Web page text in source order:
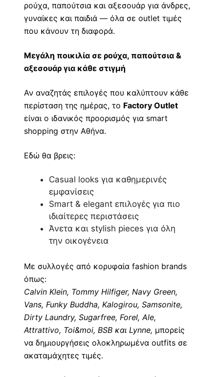
ρούχα, παπούτσια και αξεσουάρ για άνδρες,
γυναίκες και παιδιά — όλα σε outlet τιμές
που κάνουν τη διαφορά.
Μεγάλη ποικιλία σε ρούχα, παπούτσια &
αξεσουάρ για κάθε στιγμή
Αν αναζητάς επιλογές που καλύπτουν κάθε
περίσταση της ημέρας, το Factory Outlet
είναι ο ιδανικός προορισμός για smart
shopping στην Αθήνα.
Εδώ θα βρεις:
Casual looks για καθημερινές
εμφανίσεις
Smart & elegant επιλογές για πιο
ιδιαίτερες περιστάσεις
Άνετα και stylish pieces για όλη
την οικογένεια
Με συλλογές από κορυφαία fashion brands
όπως:
Calvin Klein, Tommy Hilfiger, Navy Green,
Vans, Funky Buddha, Kalogirou, Samsonite,
Dirty Laundry, Sugarfree, Forel, Ale,
Attrattivo, Toi&moi, BSB και Lynne, μπορείς
να δημιουργήσεις ολοκληρωμένα outfits σε
ακαταμάχητες τιμές.